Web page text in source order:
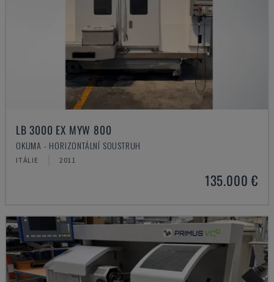
LB 3000 EX MYW 800
OKUMA - HORIZONTÁLNÍ SOUSTRUH
ITÁLIE 2011
135.000 €